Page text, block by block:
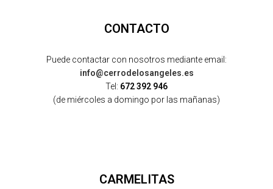
CONTACTO
Puede contactar con nosotros mediante email:
info@cerrodelosangeles.es
Tel: 672 392 946
(de miércoles a domingo por las mañanas)
CARMELITAS